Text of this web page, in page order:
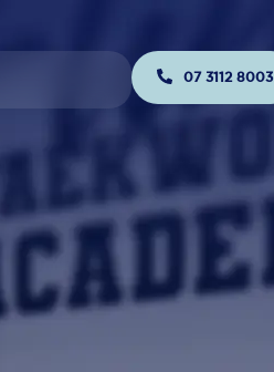
07 3112 8003